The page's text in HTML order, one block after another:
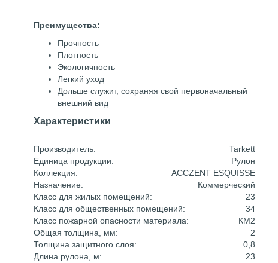
Преимущества:
Прочность
Плотность
Экологичность
Легкий уход
Дольше служит, сохраняя свой первоначальный
внешний вид
Характеристики
Производитель:
Tarkett
Единица продукции:
Рулон
Коллекция:
ACCZENT ESQUISSE
Назначение:
Коммерческий
Класс для жилых помещений:
23
Класс для общественных помещений:
34
Класс пожарной опасности материала:
КМ2
Общая толщина, мм:
2
Толщина защитного слоя:
0,8
Длина рулона, м:
23